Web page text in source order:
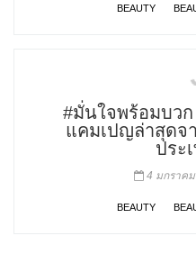
BEAUTY
#มั่นใจพร้อมบว
แคมเปญล่าสุดจ
ประ
4 มกราค
BEAUTY